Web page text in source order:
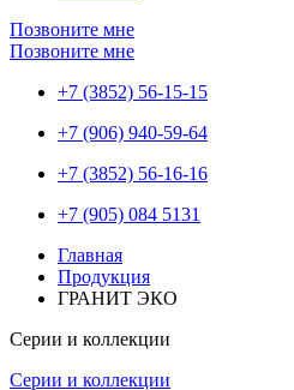
Позвоните мне
Позвоните мне
+7 (3852) 56-15-15
+7 (906) 940-59-64
+7 (3852) 56-16-16
+7 (905) 084 5131
Главная
Продукция
ГРАНИТ ЭКО
Серии и коллекции
Серии и коллекции